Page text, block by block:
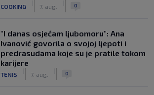
COOKING 7. aug. 0
"I danas osjećam ljubomoru": Ana
Ivanović govorila o svojoj ljepoti i
predrasudama koje su je pratile tokom
karijere
TENIS 7. aug. 0